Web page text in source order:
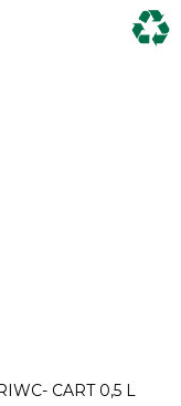
CART 0,5 L